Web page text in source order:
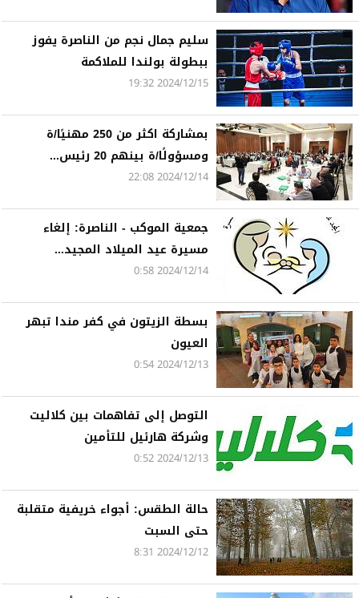
سليم جمال نجم من الناصرة يفوز
ببطولة بولندا للملاكمة
2024/12/15 19:32
بمشاركة اكثر من 250 مهنيًا/ة
ومسؤولًا/ة بينهم 20 رئيس...
2024/12/14 22:08
جمعية الموكب - الناصرة: إلغاء
مسيرة عيد الميلاد المجيد...
2024/12/14 0:58
بسطة الزيتون في كفر مندا تبهر
العيون
2024/12/13 0:54
التوصل إلى تفاهمات بين كلاليت
وشركة هارئيل للتأمين
2024/12/13 0:52
حالة الطقس: أجواء خريفية متقلبة
حتى السبت
2024/12/12 8:31